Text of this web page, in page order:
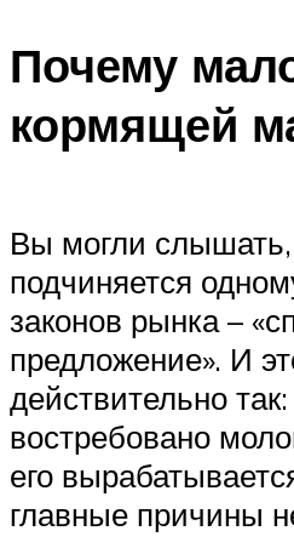
Почему
кормящей
Вы могли слышать,
подчиняется
законов рынка –
предложение». И
действительно
востребовано
его
главные причины